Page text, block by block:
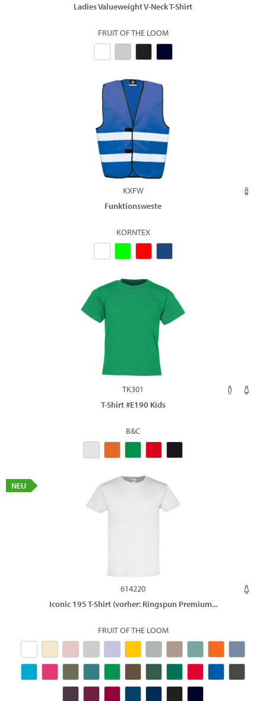
Ladies Valueweight V-Neck T-Shirt
FRUIT OF THE LOOM
KXFW
Funktionsweste
KORNTEX
TK301
T-Shirt #E190 Kids
B&C
NEU
614220
Iconic 195 T-Shirt (vorher: Ringspun Premium...
FRUIT OF THE LOOM